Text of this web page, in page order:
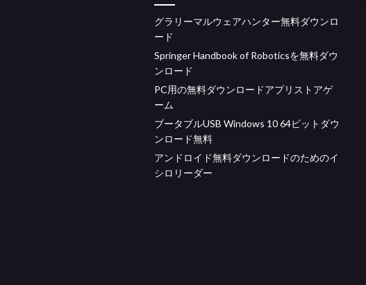
グラリーマルウェアハンター無料ダウンロ
ード
Springer Handbook of Roboticsを無料ダウ
ンロード
PC用の無料ダウンロードアプリストアゲ
ーム
ブータブルUSB Windows 10 64ビットダウ
ンロード無料
アンドロイド無料ダウンロードのためのイ
シロリーダー